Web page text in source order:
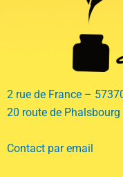
2 rue de France –
20 route de Phalsbourg
Contact par email